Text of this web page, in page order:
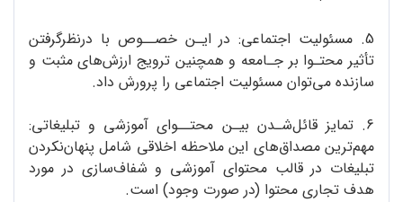
5. مسئولیت اجتماعی: در ایـن خصــوص با درنظرگرفتن
تأثیر محتـوا بر جـامعه و همچنین ترویج ارزش‌های مثبت و
سازنده می‌توان مسئولیت اجتماعی را پرورش داد.
6. تمایز قائل‌شـدن بیـن محتــوای آموزشی و تبلیغاتی:
مهم‌ترین مصداق‌های این ملاحظه اخلاقی شامل پنهان‌نکردن
تبلیغات در قالب محتوای آموزشی و شفاف‌سازی در مورد
هدف تجاری محتوا (در صورت وجود) است.